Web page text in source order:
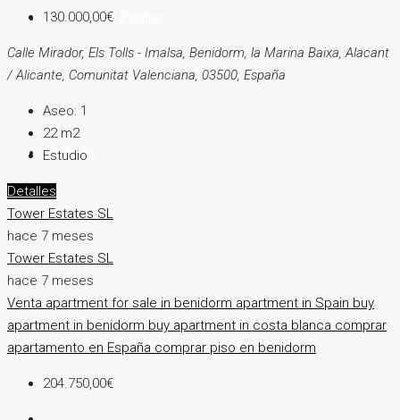
Sobre Tower Estates
Contacto
130.000,00€
Calle Mirador, Els Tolls - Imalsa, Benidorm, la Marina Baixa, Alacant
/ Alicante, Comunitat Valenciana, 03500, España
Aseo: 1
22 m2
Estudio
Detalles
Tower Estates SL
hace 7 meses
Tower Estates SL
hace 7 meses
Venta apartment for sale in benidorm apartment in Spain buy
apartment in benidorm buy apartment in costa blanca comprar
apartamento en España comprar piso en benidorm
204.750,00€